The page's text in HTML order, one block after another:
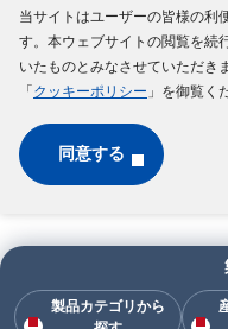
当サイトはユーザーの皆様の利
す。本ウェブサイトの閲覧を続
いたものとみなさせていただき
「 クッキーポリシー 」を御覧く
同意する
製品カテゴリから
サイトマップご利用規約個
ソーシ
Copyright ©